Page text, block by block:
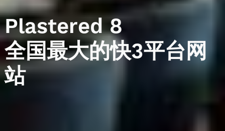
Plastered 8
全国最大的快3平台网
站